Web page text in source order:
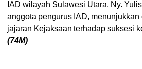
IAD wilayah Sulawesi Utara, Ny.
anggota pengurus IAD,
jajaran Kejaksaan terhadap suksesi
(74M)